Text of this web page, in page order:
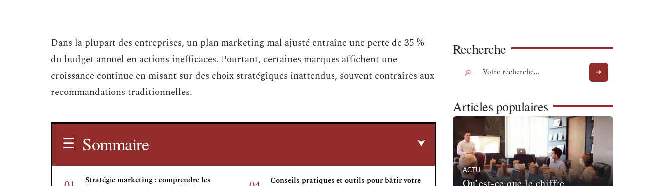
Dans la plupart des entreprises, un plan marketing mal ajusté entraîne une perte de 35 %
du budget annuel en actions inefficaces. Pourtant, certaines marques affichent une
croissance continue en misant sur des choix stratégiques inattendus, souvent contraires aux
recommandations traditionnelles.
Sommaire
Stratégie marketing : comprendre les Conseils pratiques et outils pour bâtir votre
Recherche
Articles populaires
ACTU
Qu’est-ce que le chiffre